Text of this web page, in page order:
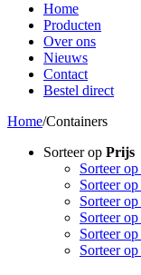
Home
Producten
Over ons
Nieuws
Contact
Bestel direct
Home/Containers
Sorteer op Prijs
Sorteer op
Sorteer op
Sorteer op
Sorteer op
Sorteer op
Sorteer op